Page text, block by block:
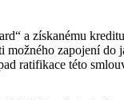
a získanému
zapojení
této